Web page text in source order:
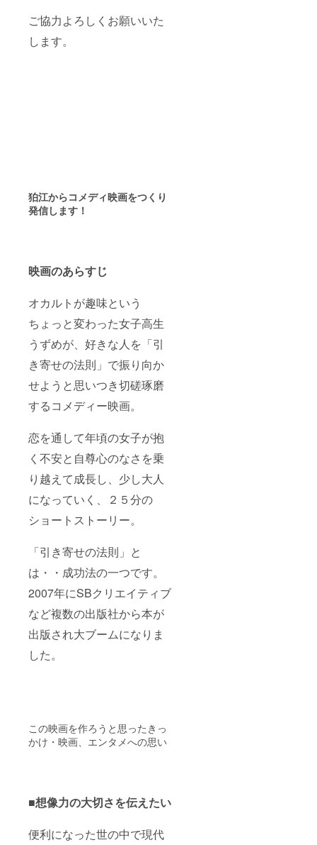
ご協力よろしくお願いいた
します。
狛江からコメディ映画をつくり
発信します！
映画のあらすじ
オカルトが趣味という
ちょっと変わった女子高生
うずめが、好きな人を「引
き寄せの法則」で振り向か
せようと思いつき切磋琢磨
するコメディー映画。
恋を通して年頃の女子が抱
く不安と自尊心のなさを乗
り越えて成長し、少し大人
になっていく、２５分の
ショートストーリー。
「引き寄せの法則」と
は・・成功法の一つです。
2007年にSBクリエイティブ
など複数の出版社から本が
出版され大ブームになりま
した。
この映画を作ろうと思ったきっ
かけ・映画、エンタメへの思い
■想像力の大切さを伝えたい
便利になった世の中で現代